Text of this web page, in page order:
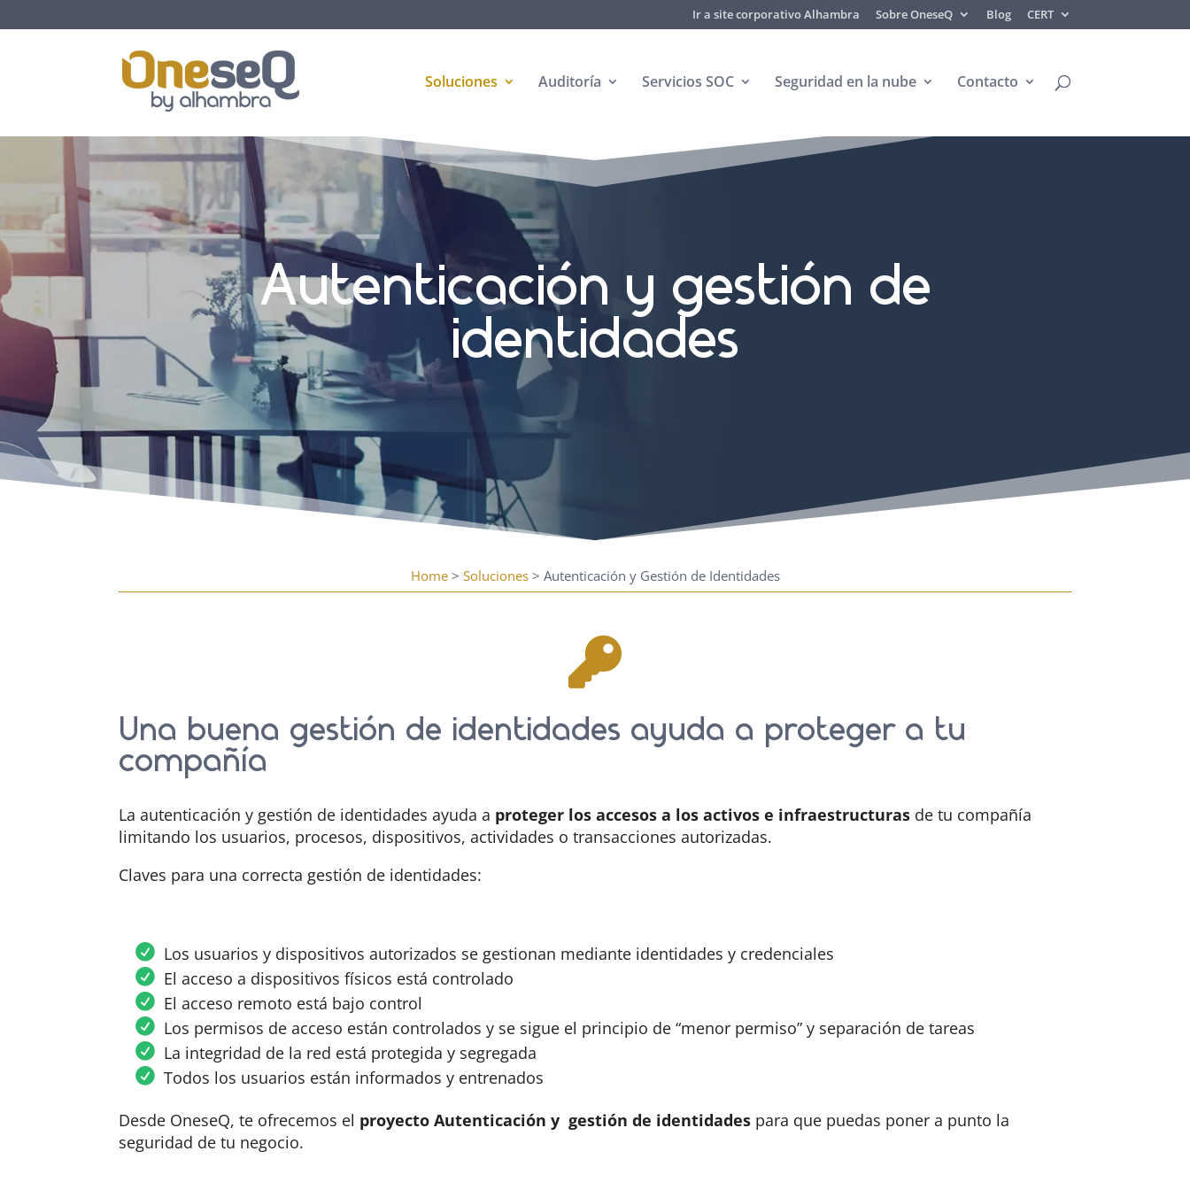
Ir a site corporativo Alhambra Sobre OneseQ Blog CERT
Soluciones Auditoría Servicios SOC Seguridad en la nube Contacto
Autenticación y gestión de
identidades
Home> Soluciones> Autenticación y Gestión de Identidades

Una buena gestión de identidades ayuda a proteger a tu
compañía
La autenticación y gestión de identidades ayuda a proteger los accesos a los activos e infraestructuras de tu compañía
limitando los usuarios, procesos, dispositivos, actividades o transacciones autorizadas.
Claves para una correcta gestión de identidades:
Los usuarios y dispositivos autorizados se gestionan mediante identidades y credenciales
El acceso a dispositivos físicos está controlado
El acceso remoto está bajo control
Los permisos de acceso están controlados y se sigue el principio de “menor permiso” y separación de tareas
La integridad de la red está protegida y segregada
Todos los usuarios están informados y entrenados
Desde OneseQ, te ofrecemos el proyecto Autenticación y gestión de identidades para que puedas poner a punto la
seguridad de tu negocio.